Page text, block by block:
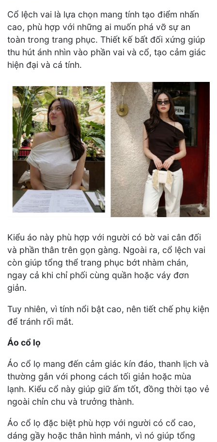
Cổ lệch vai là lựa chọn mang tính tạo điểm nhấn
cao, phù hợp với những ai muốn phá vỡ sự an
toàn trong trang phục. Thiết kế bất đối xứng giúp
thu hút ánh nhìn vào phần vai và cổ, tạo cảm giác
hiện đại và cá tính.
Kiểu áo này phù hợp với người có bờ vai cân đối
và phần thân trên gọn gàng. Ngoài ra, cổ lệch vai
còn giúp tổng thể trang phục bớt nhàm chán,
ngay cả khi chỉ phối cùng quần hoặc váy đơn
giản.
Tuy nhiên, vì tính nổi bật cao, nên tiết chế phụ kiện
để tránh rối mắt.
Áo cổ lọ
Áo cổ lọ mang đến cảm giác kín đáo, thanh lịch và
thường gắn với phong cách tối giản hoặc mùa
lạnh. Kiểu cổ này giúp giữ ấm tốt, đồng thời tạo vẻ
ngoài chỉn chu và trưởng thành.
Áo cổ lọ đặc biệt phù hợp với người có cổ cao,
dáng gầy hoặc thân hình mảnh, vì nó giúp tổng